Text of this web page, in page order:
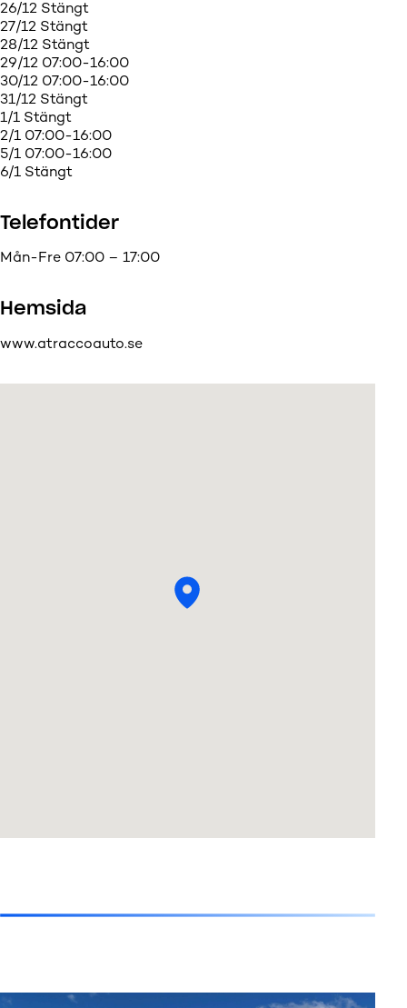
26/12 Stängt
27/12 Stängt
28/12 Stängt
29/12 07:00-16:00
30/12 07:00-16:00
31/12 Stängt
1/1 Stängt
2/1 07:00-16:00
5/1 07:00-16:00
6/1 Stängt
Telefontider
Mån-Fre 07:00 – 17:00
Hemsida
www.atraccoauto.se